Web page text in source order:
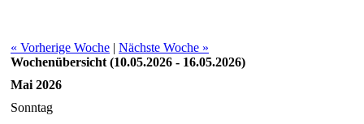
« Vorherige Woche | Nächste Woche »
Wochenübersicht (10.05.2026 - 16.05.2026)
Mai 2026
Sonntag